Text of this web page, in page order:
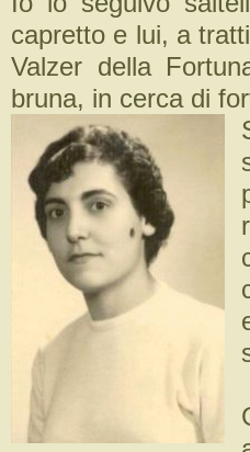
capretto e lui, a
Valzer della
bruna, in cerca di